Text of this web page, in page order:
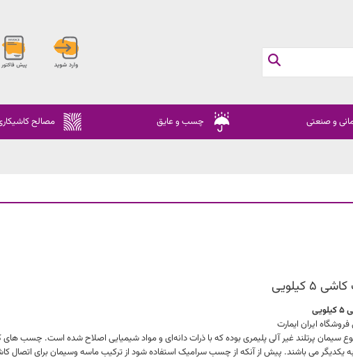
و صنعتی چسب و عایق مصالح
کیلویی
فروشگاه ایران ایمارت
پرتلند غیر‌ آلی پلیمری بوده که با ذرات دانه‌ای و مواد شیمیایی اصلاح شده است. چسب
یکدیگر می باشند. پیش از آنکه از چسب سرامیک استفاده شود از ترکیب ماسه وسیمان برای اتصال